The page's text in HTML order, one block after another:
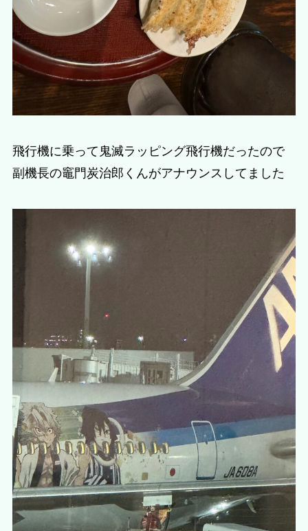
飛行機に乗って鬼滅ラッピング飛行機だったので
副機長の竈門炭治郎くんがアナウンスしてました